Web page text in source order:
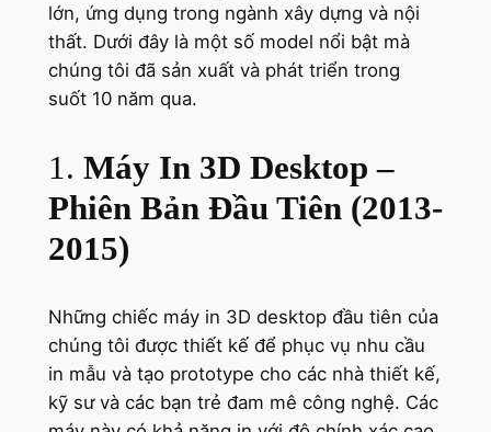
lớn, ứng dụng trong ngành xây dựng và nội
thất. Dưới đây là một số model nổi bật mà
chúng tôi đã sản xuất và phát triển trong
suốt 10 năm qua.
1. Máy In 3D Desktop –
Phiên Bản Đầu Tiên (2013-
2015)
Những chiếc máy in 3D desktop đầu tiên của
chúng tôi được thiết kế để phục vụ nhu cầu
in mẫu và tạo prototype cho các nhà thiết kế,
kỹ sư và các bạn trẻ đam mê công nghệ. Các